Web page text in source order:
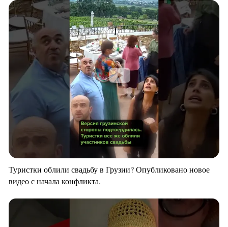
Туристки облили свадьбу в Грузии? Опубликовано новое
видео с начала конфликта.